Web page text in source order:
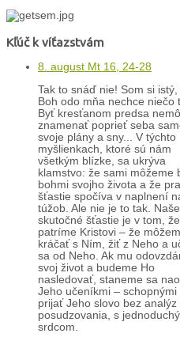
Kľúč k víťazstvám
8. august Mt 16, 24-28
Tak to snáď nie! Som si istý,
Boh odo mňa nechce niečo
Byť kresťanom predsa
znamenať poprieť seba
svoje plány a sny... V týchto
myšlienkach, ktoré sú nám
všetkým blízke, sa ukrýva
klamstvo: že sami môžeme
bohmi svojho života a že
šťastie spočíva v naplnení
túžob. Ale nie je to tak. Naše
skutočné šťastie je v tom, že
patríme Kristovi – že
kráčať s Ním, žiť z Neho a
sa od Neho. Ak mu
svoj život a budeme Ho
nasledovať, staneme sa
Jeho učeníkmi – schopnými
prijať Jeho slovo bez analýz
posudzovania, s
srdcom.